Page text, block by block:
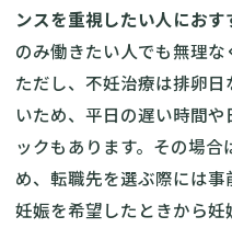
ンスを重視したい人におす
のみ働きたい人でも無理な
ただし、不妊治療は排卵
いため、平日の遅い時間
ックもあります。その場
め、転職先を選ぶ際には事
妊娠を希望したときから